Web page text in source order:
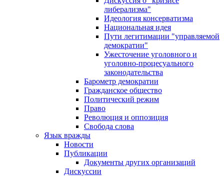
либерализма"
Идеология консерватизма
Национальная идея
Пути легитимации "управляемой
демократии"
Ужесточение уголовного и
уголовно-процесуального
законодательства
Барометр демократии
Гражданское общество
Политический режим
Право
Революция и оппозиция
Свобода слова
Язык вражды
Новости
Публикации
Документы других организаций
Дискуссии